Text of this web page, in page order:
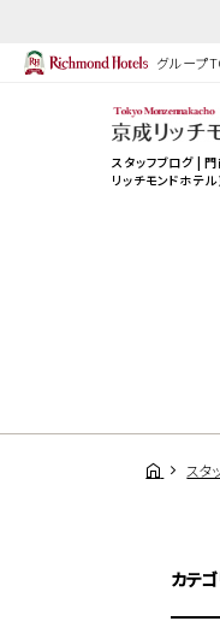
グループ
スタッフブログ |
リッチモンドホテ
スタ
カテ